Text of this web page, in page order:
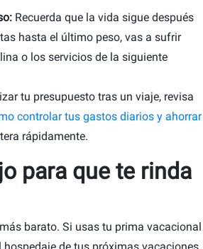
Recuerda que la vida sigue después
hasta el último peso, vas a sufrir
o los servicios de la siguiente
tu presupuesto tras un viaje, revisa
controlar tus gastos diarios y ahorrar
rápidamente.
para que te rinda
barato. Si usas tu prima vacacional